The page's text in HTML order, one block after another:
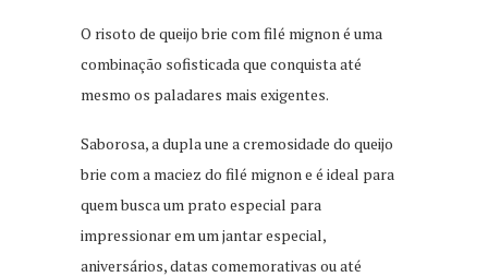
O risoto de queijo brie com filé mignon é uma
combinação sofisticada que conquista até
mesmo os paladares mais exigentes.
Saborosa, a dupla une a cremosidade do queijo
brie com a maciez do filé mignon e é ideal para
quem busca um prato especial para
impressionar em um jantar especial,
aniversários, datas comemorativas ou até